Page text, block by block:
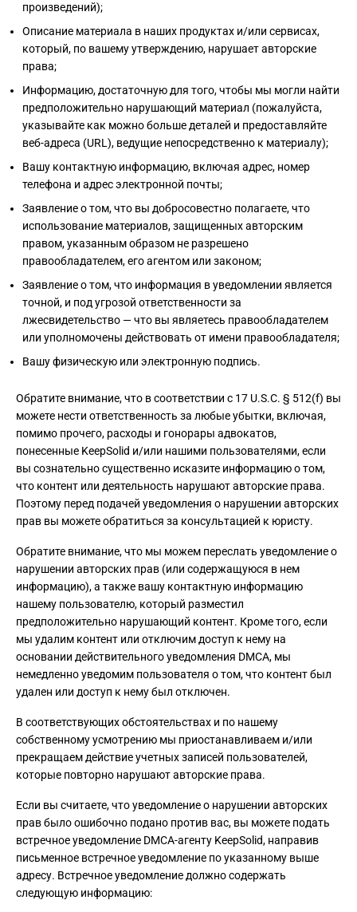
произведений);
Описание материала в наших продуктах и/или сервисах,
который, по вашему утверждению, нарушает авторские
права;
Информацию, достаточную для того, чтобы мы могли найти
предположительно нарушающий материал (пожалуйста,
указывайте как можно больше деталей и предоставляйте
веб-адреса (URL), ведущие непосредственно к материалу);
Вашу контактную информацию, включая адрес, номер
телефона и адрес электронной почты;
Заявление о том, что вы добросовестно полагаете, что
использование материалов, защищенных авторским
правом, указанным образом не разрешено
правообладателем, его агентом или законом;
Заявление о том, что информация в уведомлении является
точной, и под угрозой ответственности за
лжесвидетельство — что вы являетесь правообладателем
или уполномочены действовать от имени правообладателя;
Вашу физическую или электронную подпись.
Обратите внимание, что в соответствии с 17 U.S.C. § 512(f) вы
можете нести ответственность за любые убытки, включая,
помимо прочего, расходы и гонорары адвокатов,
понесенные KeepSolid и/или нашими пользователями, если
вы сознательно существенно исказите информацию о том,
что контент или деятельность нарушают авторские права.
Поэтому перед подачей уведомления о нарушении авторских
прав вы можете обратиться за консультацией к юристу.
Обратите внимание, что мы можем переслать уведомление о
нарушении авторских прав (или содержащуюся в нем
информацию), а также вашу контактную информацию
нашему пользователю, который разместил
предположительно нарушающий контент. Кроме того, если
мы удалим контент или отключим доступ к нему на
основании действительного уведомления DMCA, мы
немедленно уведомим пользователя о том, что контент был
удален или доступ к нему был отключен.
В соответствующих обстоятельствах и по нашему
собственному усмотрению мы приостанавливаем и/или
прекращаем действие учетных записей пользователей,
которые повторно нарушают авторские права.
Если вы считаете, что уведомление о нарушении авторских
прав было ошибочно подано против вас, вы можете подать
встречное уведомление DMCA-агенту KeepSolid, направив
письменное встречное уведомление по указанному выше
адресу. Встречное уведомление должно содержать
следующую информацию: